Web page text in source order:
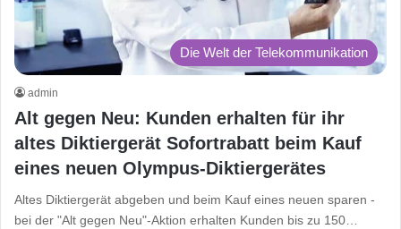
Die Welt der Telekommunikation
admin
Alt gegen Neu: Kunden erhalten für ihr
altes Diktiergerät Sofortrabatt beim Kauf
eines neuen Olympus-Diktiergerätes
Altes Diktiergerät abgeben und beim Kauf eines neuen sparen -
bei der "Alt gegen Neu"-Aktion erhalten Kunden bis zu 150…